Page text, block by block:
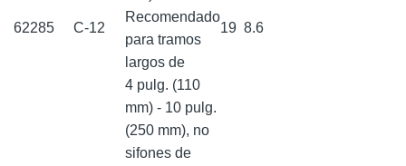
62285 C-12
Recomendado
para tramos
largos de
4 pulg. (110
mm) - 10 pulg.
(250 mm), no
sifones de
19 8.6